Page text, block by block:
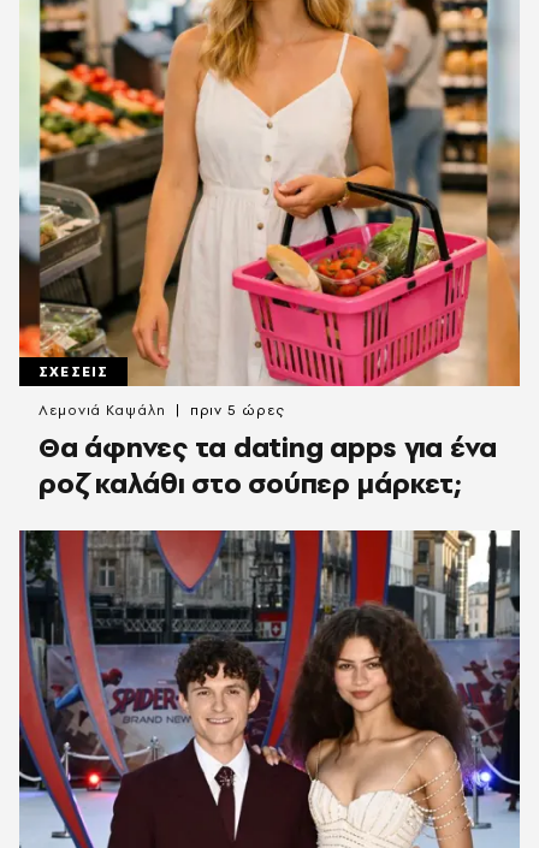
ΣΧΕΣΕΙΣ
Θα άφηνες τα dating apps για ένα
ροζ καλάθι στο σούπερ μάρκετ;
Λεμονιά Καψάλη πριν 5 ώρες